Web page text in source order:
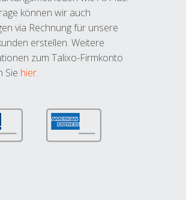
können wir auch
via Rechnung für unsere
erstellen. Weitere
zum Talixo-Firmkonto
Sie hier.